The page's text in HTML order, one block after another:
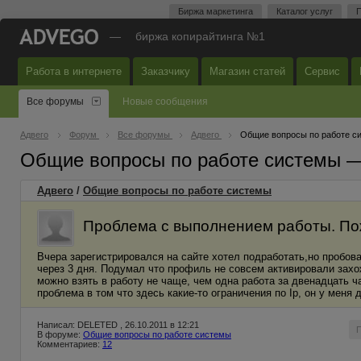
Биржа маркетинга Каталог услуг
— биржа копирайтинга №1
Работа в интернете Заказчику Магазин статей Сервис
Все форумы Новые сообщения
Адвего Форум Все форумы Адвего Общие вопросы по работе
Общие вопросы по работе системы
Адвего / Общие вопросы по работе системы
Проблема с выполнением работы.
Вчера зарегистрировался на сайте хотел подработать,но
через 3 дня. Подумал что профиль не совсем активировали
можно взять в работу не чаще, чем одна работа за двенадцать
проблема в том что здесь какие-то ограничения по Ip, он у
Написал: DELETED , 26.10.2011 в 12:21
В форуме: Общие вопросы по работе системы
Комментариев: 12